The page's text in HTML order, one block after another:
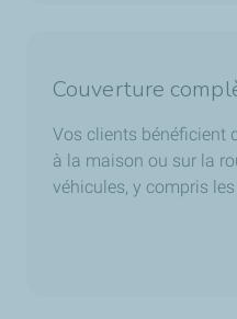
Couverture
Vos clients bénéficient
à la maison ou sur la
véhicules, y compris